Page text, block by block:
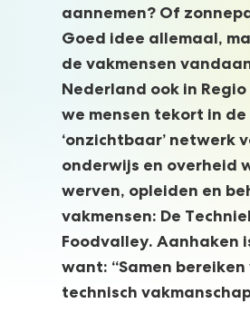
aannemen? Of
Goed idee allemaal,
de vakmensen
Nederland ook in
we mensen tekort in
‘onzichtbaar’ netwerk
onderwijs en overheid
werven, opleiden en
vakmensen: De
Foodvalley. Aanhaken
want: “Samen
technisch